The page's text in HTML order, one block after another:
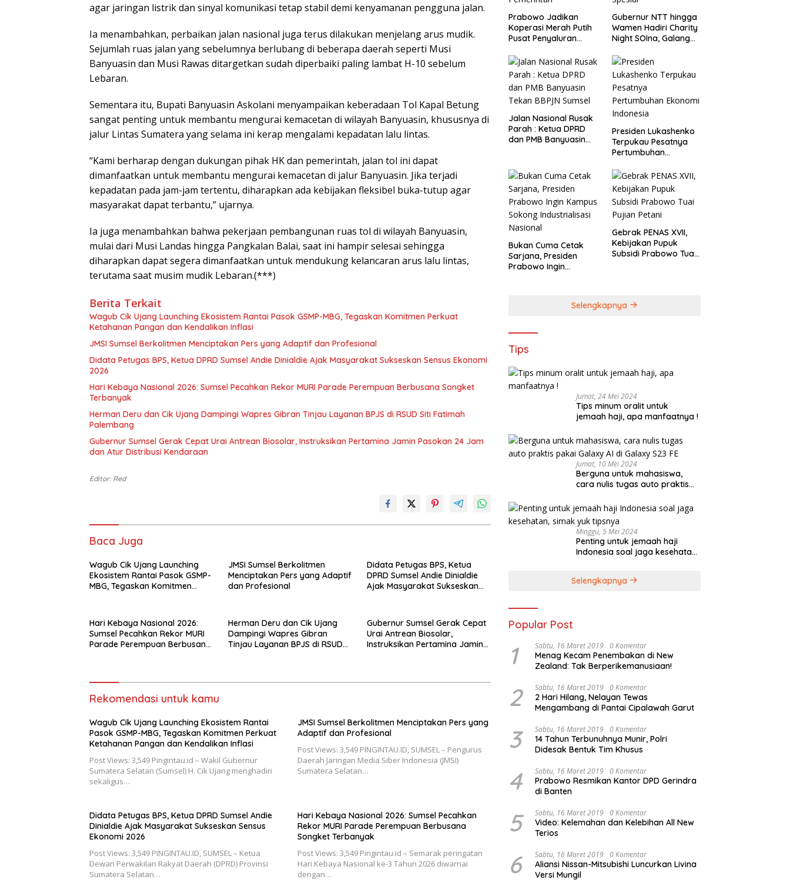
agar jaringan listrik dan sinyal komunikasi tetap stabil demi kenyamanan pengguna jalan.
Ia menambahkan, perbaikan jalan nasional juga terus dilakukan menjelang arus mudik.
Sejumlah ruas jalan yang sebelumnya berlubang di beberapa daerah seperti Musi
Banyuasin dan Musi Rawas ditargetkan sudah diperbaiki paling lambat H-10 sebelum
Lebaran.
Sementara itu, Bupati Banyuasin Askolani menyampaikan keberadaan Tol Kapal Betung
sangat penting untuk membantu mengurai kemacetan di wilayah Banyuasin, khususnya di
jalur Lintas Sumatera yang selama ini kerap mengalami kepadatan lalu lintas.
“Kami berharap dengan dukungan pihak HK dan pemerintah, jalan tol ini dapat
dimanfaatkan untuk membantu mengurai kemacetan di jalur Banyuasin. Jika terjadi
kepadatan pada jam-jam tertentu, diharapkan ada kebijakan fleksibel buka-tutup agar
masyarakat dapat terbantu,” ujarnya.
Ia juga menambahkan bahwa pekerjaan pembangunan ruas tol di wilayah Banyuasin,
mulai dari Musi Landas hingga Pangkalan Balai, saat ini hampir selesai sehingga
diharapkan dapat segera dimanfaatkan untuk mendukung kelancaran arus lalu lintas,
terutama saat musim mudik Lebaran.(***)
Berita Terkait
Wagub Cik Ujang Launching Ekosistem Rantai Pasok GSMP-MBG, Tegaskan Komitmen Perkuat
Ketahanan Pangan dan Kendalikan Inflasi
JMSI Sumsel Berkolitmen Menciptakan Pers yang Adaptif dan Profesional
Didata Petugas BPS, Ketua DPRD Sumsel Andie Dinialdie Ajak Masyarakat Sukseskan Sensus Ekonomi
2026
Hari Kebaya Nasional 2026: Sumsel Pecahkan Rekor MURI Parade Perempuan Berbusana Songket
Terbanyak
Herman Deru dan Cik Ujang Dampingi Wapres Gibran Tinjau Layanan BPJS di RSUD Siti Fatimah
Palembang
Gubernur Sumsel Gerak Cepat Urai Antrean Biosolar, Instruksikan Pertamina Jamin Pasokan 24 Jam
dan Atur Distribusi Kendaraan
Editor: Red
Baca Juga
Wagub Cik Ujang Launching
Ekosistem Rantai Pasok GSMP-
MBG, Tegaskan Komitmen
JMSI Sumsel Berkolitmen
Menciptakan Pers yang Adaptif
dan Profesional
Didata Petugas BPS, Ketua
DPRD Sumsel Andie Dinialdie
Ajak Masyarakat Sukseskan
Hari Kebaya Nasional 2026:
Sumsel Pecahkan Rekor MURI
Parade Perempuan Berbusana
Herman Deru dan Cik Ujang
Dampingi Wapres Gibran
Tinjau Layanan BPJS di RSUD
Gubernur Sumsel Gerak Cepat
Urai Antrean Biosolar,
Instruksikan Pertamina Jamin
Rekomendasi untuk kamu
Wagub Cik Ujang Launching Ekosistem Rantai
Pasok GSMP-MBG, Tegaskan Komitmen Perkuat
Ketahanan Pangan dan Kendalikan Inflasi
Post Views: 3,549 Pingintau.id – Wakil Gubernur
Sumatera Selatan (Sumsel) H. Cik Ujang menghadiri
sekaligus…
JMSI Sumsel Berkolitmen Menciptakan Pers yang
Adaptif dan Profesional
Post Views: 3,549 PINGINTAU.ID, SUMSEL – Pengurus
Daerah Jaringan Media Siber Indonesia (JMSI)
Sumatera Selatan…
Didata Petugas BPS, Ketua DPRD Sumsel Andie
Dinialdie Ajak Masyarakat Sukseskan Sensus
Ekonomi 2026
Post Views: 3,549 PINGINTAU.ID, SUMSEL – Ketua
Dewan Perwakilan Rakyat Daerah (DPRD) Provinsi
Sumatera Selatan…
Hari Kebaya Nasional 2026: Sumsel Pecahkan
Rekor MURI Parade Perempuan Berbusana
Songket Terbanyak
Post Views: 3,549 Pingintau.id – Semarak peringatan
Hari Kebaya Nasional ke-3 Tahun 2026 diwarnai
dengan…
Prabowo Jadikan
Koperasi Merah Putih
Pusat Penyaluran
Pemerintah
Gubernur NTT hingga
Wamen Hadiri Charity
Night SOIna, Galang
Jalan Nasional Rusak
Parah : Ketua DPRD
dan PMB Banyuasin
Presiden Lukashenko
Terpukau Pesatnya
Pertumbuhan
Bukan Cuma Cetak
Sarjana, Presiden
Prabowo Ingin
Gebrak PENAS XVII,
Kebijakan Pupuk
Subsidi Prabowo Tuai
Selengkapnya
Tips
Jumat, 24 Mei 2024
Tips minum oralit untuk
jemaah haji, apa manfaatnya !
Jumat, 10 Mei 2024
Berguna untuk mahasiswa,
cara nulis tugas auto praktis
FE
Minggu, 5 Mei 2024
Penting untuk jemaah haji
Indonesia soal jaga kesehatan,
Selengkapnya
Popular Post
1 Sabtu, 16 Maret 2019 0 Komentar
Menag Kecam Penembakan di New
Zealand: Tak Berperikemanusiaan!
2 Sabtu, 16 Maret 2019 0 Komentar
2 Hari Hilang, Nelayan Tewas
Mengambang di Pantai Cipalawah Garut
3 Sabtu, 16 Maret 2019 0 Komentar
14 Tahun Terbunuhnya Munir, Polri
Didesak Bentuk Tim Khusus
4 Sabtu, 16 Maret 2019 0 Komentar
Prabowo Resmikan Kantor DPD Gerindra
di Banten
5 Sabtu, 16 Maret 2019 0 Komentar
Video: Kelemahan dan Kelebihan All New
Terios
6 Sabtu, 16 Maret 2019 0 Komentar
Aliansi Nissan-Mitsubishi Luncurkan Livina
Versi Mungil